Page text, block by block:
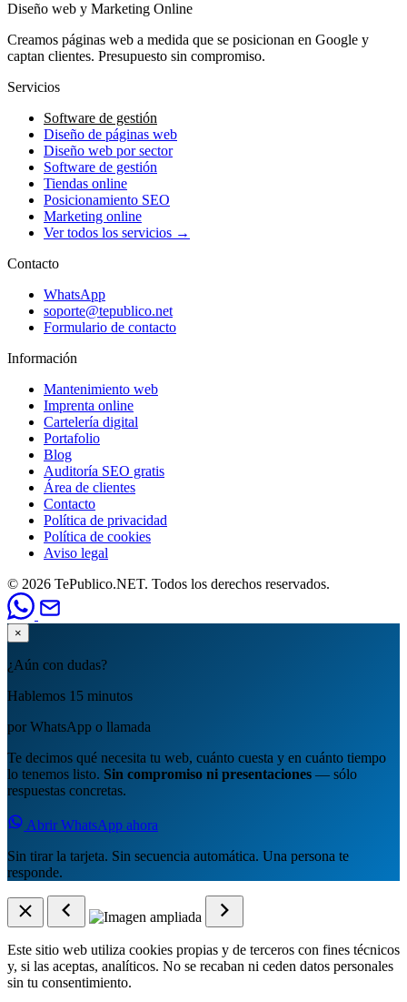
Diseño web y Marketing Online
Creamos páginas web a medida que se posicionan en Google y
captan clientes. Presupuesto sin compromiso.
Servicios
Software de gestión
Diseño de páginas web
Diseño web por sector
Software de gestión
Tiendas online
Posicionamiento SEO
Marketing online
Ver todos los servicios →
Contacto
WhatsApp
soporte@tepublico.net
Formulario de contacto
Información
Mantenimiento web
Imprenta online
Cartelería digital
Portafolio
Blog
Auditoría SEO gratis
Área de clientes
Contacto
Política de privacidad
Política de cookies
Aviso legal
© 2026 TePublico.NET. Todos los derechos reservados.
×
¿Aún con dudas?
Hablemos 15 minutos
por WhatsApp o llamada
Te decimos qué necesita tu web, cuánto cuesta y en cuánto tiempo
lo tenemos listo. Sin compromiso ni presentaciones — sólo
respuestas concretas.
Abrir WhatsApp ahora
Sin tirar la tarjeta. Sin secuencia automática. Una persona te
responde.
Este sitio web utiliza cookies propias y de terceros con fines técnicos
y, si las aceptas, analíticos. No se recaban ni ceden datos personales
sin tu consentimiento.